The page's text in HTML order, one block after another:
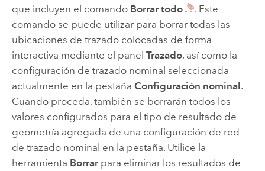
que incluyen el comando Borrar todo
. Este
comando se puede utilizar para borrar todas las
ubicaciones de trazado colocadas de forma
interactiva mediante el panel Trazado, así como la
configuración de trazado nominal seleccionada
actualmente en la pestaña Configuración nominal.
Cuando proceda, también se borrarán todos los
valores configurados para el tipo de resultado de
geometría agregada de una configuración de red
de trazado nominal en la pestaña. Utilice la
herramienta Borrarpara eliminar los resultados de